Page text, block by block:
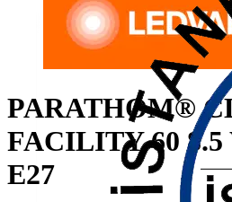
PARATHOM®
FACILITY 60 8.5
E27